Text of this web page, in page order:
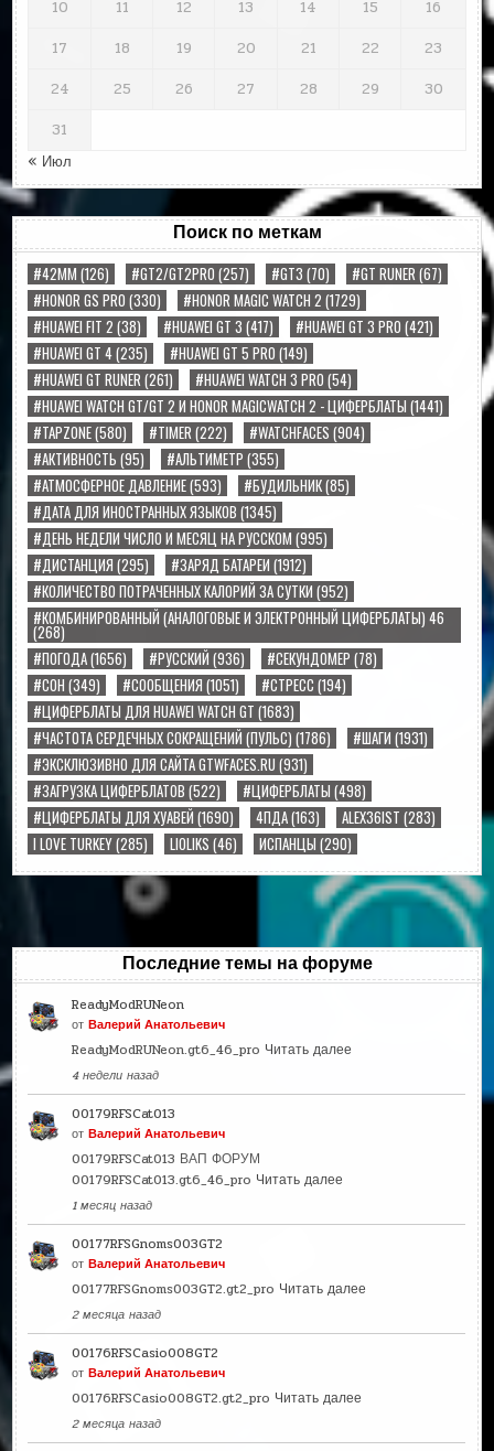
10 11 12 13 14 15
16
17
18 19 20 21 22
23
24
25 26 27 28 29
30
31
« Июл
Поиск по меткам
#42MM (126) #GT2/GT2PRO (257) #GT3 (70) #GT RUNER(67)
#HONOR GS PRO (330) #HONOR MAGIC WATCH 2 (1729)
#HUAWEI FIT 2 (38) #HUAWEI GT 3 (417) #HUAWEI GT 3 PRO (421)
#HUAWEI GT 4(235) #HUAWEI GT 5 PRO (149)
#HUAWEI GT RUNER(261) #HUAWEI WATCH 3 PRO (54)
#HUAWEI WATCH GT/GT 2 И HONOR MAGICWATCH 2 - ЦИФЕРБЛАТЫ (1441)
#TAPZONE(580) #TIMER(222) #WATCHFACES (904)
#АКТИВНОСТЬ (95) #АЛЬТИМЕТР (355)
#АТМОСФЕРНОЕ ДАВЛЕНИЕ(593) #БУДИЛЬНИК(85)
#ДАТА ДЛЯ ИНОСТРАННЫХ ЯЗЫКОВ (1345)
#ДЕНЬ НЕДЕЛИ ЧИСЛО И МЕСЯЦ НА РУССКОМ (995)
#ДИСТАНЦИЯ (295) #ЗАРЯД БАТАРЕИ (1912)
#КОЛИЧЕСТВО ПОТРАЧЕННЫХ КАЛОРИЙ ЗА СУТКИ (952)
#КОМБИНИРОВАННЫЙ (АНАЛОГОВЫЕ И ЭЛЕКТРОННЫЙ ЦИФЕРБЛАТЫ) 46
(268)
#ПОГОДА(1656) #РУССКИЙ (936) #СЕКУНДОМЕР (78)
#СОН (349) #СООБЩЕНИЯ (1051) #СТРЕСС (194)
#ЦИФЕРБЛАТЫ ДЛЯ HUAWEI WATCH GT (1683)
#ЧАСТОТА СЕРДЕЧНЫХ СОКРАЩЕНИЙ (ПУЛЬС) (1786) #ШАГИ (1931)
#ЭКСКЛЮЗИВНО ДЛЯ САЙТА GTWFACES.RU (931)
#ЗАГРУЗКА ЦИФЕРБЛАТОВ (522) #ЦИФЕРБЛАТЫ (498)
#ЦИФЕРБЛАТЫ ДЛЯ ХУАВЕЙ (1690) 4ПДА(163) ALEX36IST (283)
I LOVE TURKEY(285) LIOLIKS (46) ИСПАНЦЫ (290)
Последние темы на форуме
ReadyModRUNeon
отВалерий Анатольевич
ReadyModRUNeon.gt6_46_pro Читать далее
4 недели назад
00179RFSCat013
отВалерий Анатольевич
00179RFSCat013 ВАП ФОРУМ
00179RFSCat013.gt6_46_pro Читать далее
1 месяц назад
00177RFSGnoms003GT2
отВалерий Анатольевич
00177RFSGnoms003GT2.gt2_pro Читать далее
2 месяца назад
00176RFSCasio008GT2
отВалерий Анатольевич
00176RFSCasio008GT2.gt2_pro Читать далее
2 месяца назад